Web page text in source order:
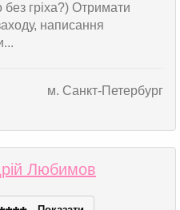
без гріха?) Отримати
написання
м. Санкт-Петербург
Любимов